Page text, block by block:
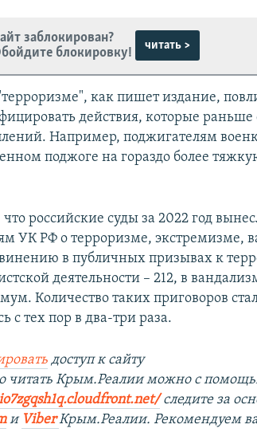
заблокирован?
блокировку!
читать >
как пишет издание,
действия, которые раньше
Например, поджигателям
поджоге на гораздо более
российские суды за 2022 год
УК РФ о терроризме, экстремизме,
в публичных призывах к
деятельности – 212, в
Количество таких приговоров
с тех пор в два-три раза.
доступ к сайту
читать Крым.Реалии можно с
следите за
и Viber Крым.Реалии. Рекомендуем